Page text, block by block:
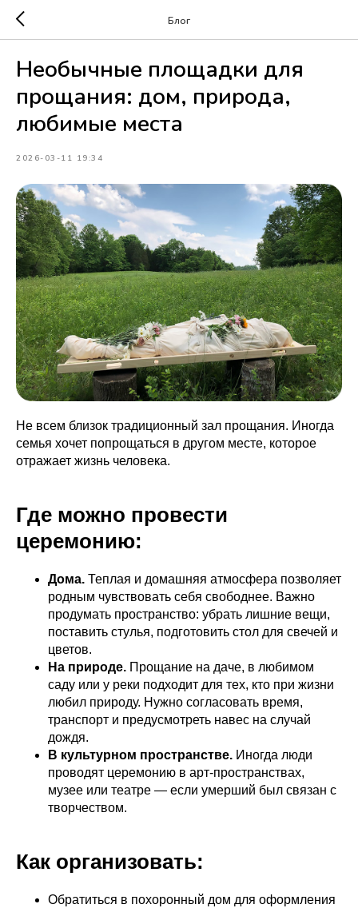
Блог
Необычные площадки для
прощания: дом, природа,
любимые места
2026-03-11 19:34
Не всем близок традиционный зал прощания. Иногда
семья хочет попрощаться в другом месте, которое
отражает жизнь человека.
Где можно провести
церемонию:
Дома. Теплая и домашняя атмосфера позволяет
родным чувствовать себя свободнее. Важно
продумать пространство: убрать лишние вещи,
поставить стулья, подготовить стол для свечей и
цветов.
На природе. Прощание на даче, в любимом
саду или у реки подходит для тех, кто при жизни
любил природу. Нужно согласовать время,
транспорт и предусмотреть навес на случай
дождя.
В культурном пространстве. Иногда люди
проводят церемонию в арт‑пространствах,
музее или театре — если умерший был связан с
творчеством.
Как организовать:
Обратиться в похоронный дом для оформления